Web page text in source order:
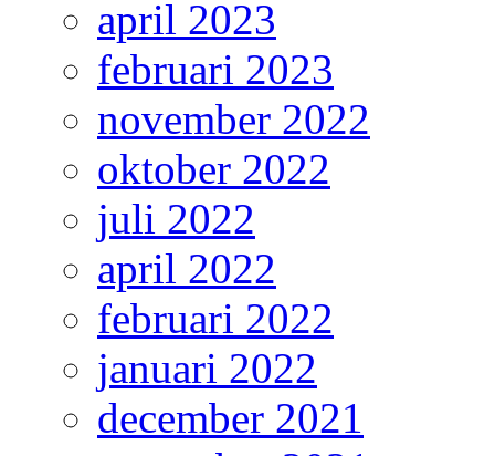
april 2023
februari 2023
november 2022
oktober 2022
juli 2022
april 2022
februari 2022
januari 2022
december 2021